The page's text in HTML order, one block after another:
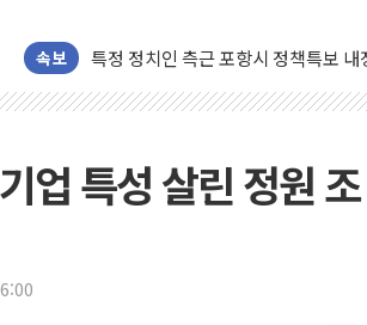
속보
李 "해남 태양광, 대한민국 다음 100
李 대통령, '6시간 마라톤 부동산 2
[사진] 빈살만과 에르도안의 만남
이란와이어 "이란 최고지도자 위독…
업 특성 살린 정원 조